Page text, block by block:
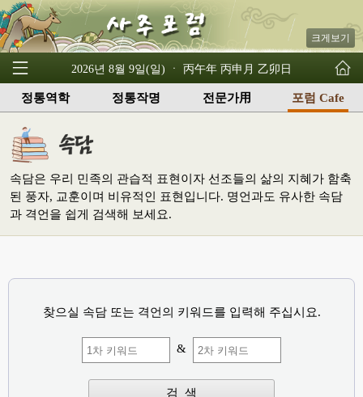
크게보기
2026년 8월 9일(일) ㆍ 丙午年 丙申月 乙卯日
정통역학 정통작명 전문가用 포럼 Cafe
속담은 우리 민족의 관습적 표현이자 선조들의 삶의 지혜가 함축
된 풍자, 교훈이며 비유적인 표현입니다. 명언과도 유사한 속담
과 격언을 쉽게 검색해 보세요.
찾으실 속담 또는 격언의 키워드를 입력해 주십시요.
&